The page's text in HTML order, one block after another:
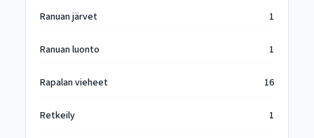
Ranuan järvet 1
Ranuan luonto 1
Rapalan vieheet 16
Retkeily 1